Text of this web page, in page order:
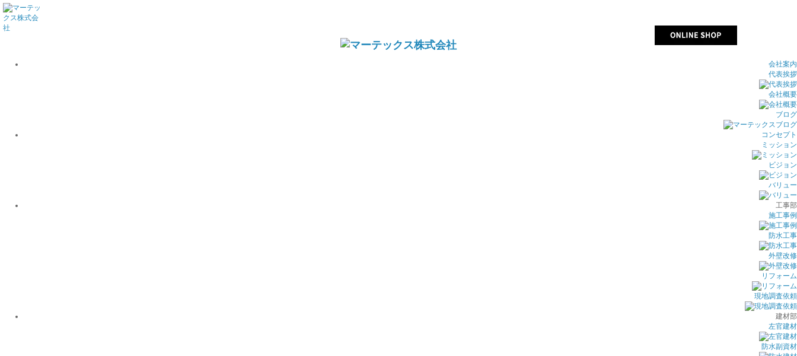
会社案内
代表挨拶
会社概要
ブログ
コンセプト
ミッション
ビジョン
バリュー
工事部
施工事例
防水工事
外壁改修
リフォーム
現地調査依頼
建材部
左官建材
防水副資材